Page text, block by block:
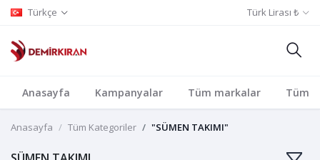
Türkçe Türk Lirası ₺
Anasayfa Kampanyalar Tüm markalar Tüm
Anasayfa Tüm Kategoriler "SÜMEN TAKIMI"